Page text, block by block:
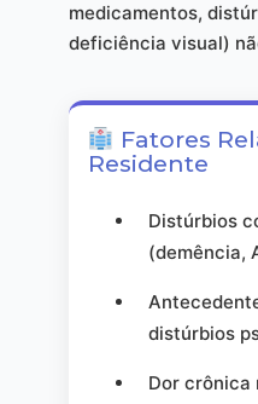
medicamentos,
deficiência visual)
Fatores
Residente
Distúrbios
(demência,
distúrbios
Dor crônica